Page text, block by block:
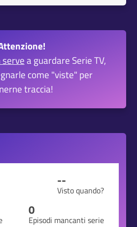
servea guardare Serie TV,
come "viste" per
traccia!
--
Visto quando?
0
Episodi mancanti serie